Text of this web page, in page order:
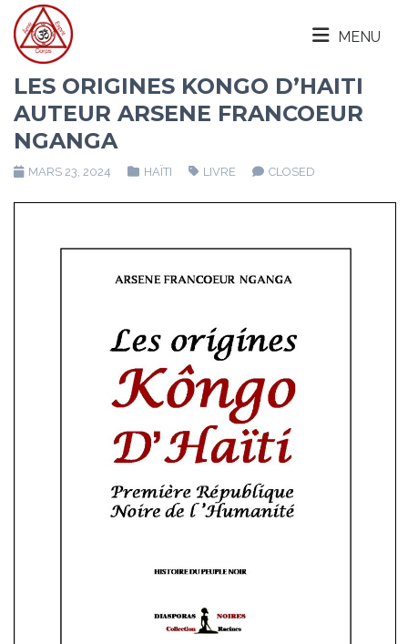
MENU
LES ORIGINES KONGO D’HAITI
AUTEUR ARSENE FRANCOEUR
NGANGA
MARS 23, 2024 HAÏTI LIVRE CLOSED